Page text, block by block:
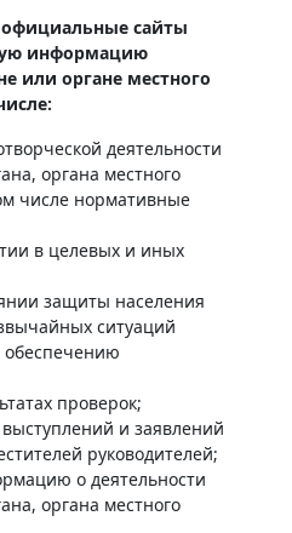
официальные сайты
информацию
или органе местного
деятельности
органа местного
числе нормативные
в целевых и иных
защиты населения
ситуаций
проверок;
и заявлений
руководителей;
о деятельности
органа местного